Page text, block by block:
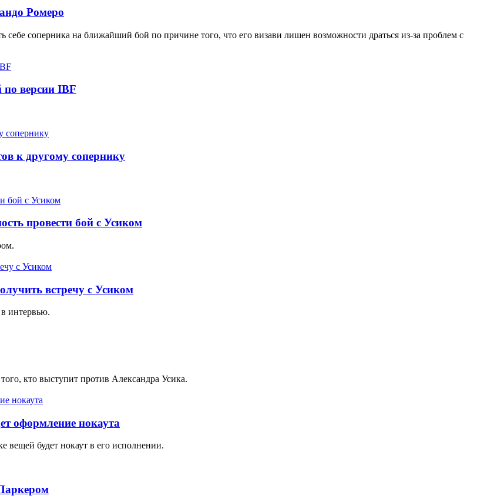
Ромеро
соперника на ближайший бой по причине того, что его визави лишен возможности драться из-за проблем с
версии IBF
к другому сопернику
провести бой с Усиком
встречу с Усиком
интервью.
кто выступит против Александра Усика.
оформление нокаута
вещей будет нокаут в его исполнении.